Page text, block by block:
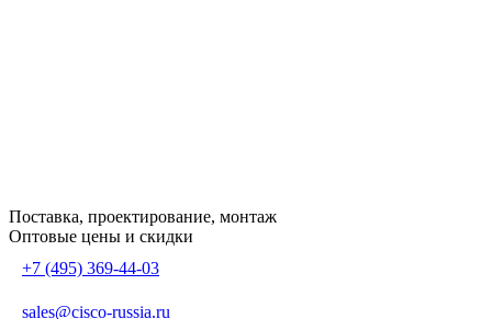
Поставка, проектирование, монтаж
Оптовые цены и скидки
+7 (495) 369-44-03
sales@cisco-russia.ru